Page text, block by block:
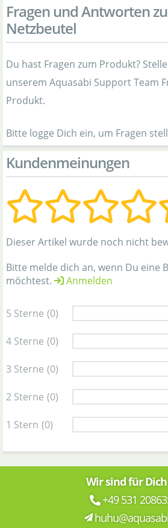
Fragen und Antworten
Netzbeutel
Du hast Fragen zum Produkt?
unserem Aquasabi Support Team
Produkt.
Bitte logge Dich ein, um Fragen
Kundenmeinungen
Dieser Artikel wurde noch nicht
Bitte melde dich an, wenn Du eine
möchtest.
Anmelden
5 Sterne (0)
4 Sterne (0)
3 Sterne (0)
2 Sterne (0)
1 Stern (0)
Wir sind für
+49 531